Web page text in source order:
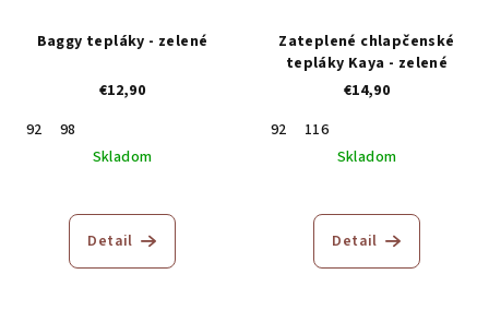
Baggy tepláky - zelené
€12,90
92
98
Skladom
Detail
Zateplené chlapčenské
tepláky Kaya - zelené
€14,90
92
116
Skladom
hodnotenie
produktu
Detail